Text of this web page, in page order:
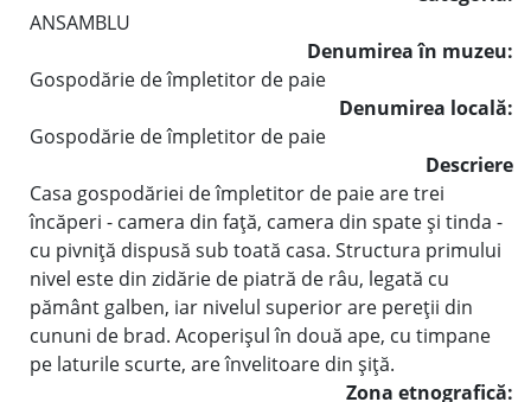
ANSAMBLU
Denumirea în muzeu:
Gospodărie de împletitor de paie
Denumirea locală:
Gospodărie de împletitor de paie
Descriere
Casa gospodăriei de împletitor de paie are trei
încăperi - camera din faţă, camera din spate şi tinda -
cu pivniţă dispusă sub toată casa. Structura primului
nivel este din zidărie de piatră de râu, legată cu
pământ galben, iar nivelul superior are pereţii din
cununi de brad. Acoperişul în două ape, cu timpane
pe laturile scurte, are învelitoare din şiţă.
Zona etnografică: